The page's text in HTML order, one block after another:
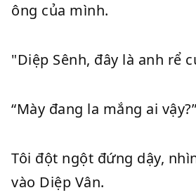
ông của mình.
"Diệp Sênh, đây là anh rể
“Mày đang la mắng ai vậy?”
Tôi đột ngột đứng dậy,
vào Diệp Vân.